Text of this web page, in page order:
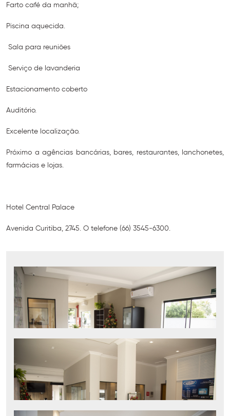
Farto café da manhã;
Piscina aquecida.
Sala para reuniões
Serviço de lavanderia
Estacionamento coberto
Auditório.
Excelente localização.
Próximo a agências bancárias, bares, restaurantes, lanchonetes,
farmácias e lojas.
Hotel Central Palace
Avenida Curitiba, 2745. O telefone (66) 3545-6300.